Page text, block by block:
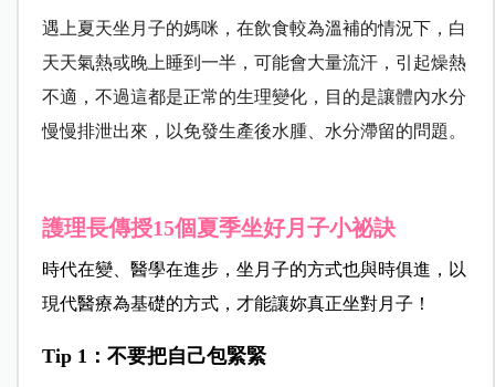
遇上夏天坐月子的媽咪，在飲食較為溫補的情況下，白
天天氣熱或晚上睡到一半，可能會大量流汗，引起燥熱
不適，不過這都是正常的生理變化，目的是讓體內水分
慢慢排泄出來，以免發生產後水腫、水分滯留的問題。
護理長傳授15個夏季坐好月子小祕訣
時代在變、醫學在進步，坐月子的方式也與時俱進，以
現代醫療為基礎的方式，才能讓妳真正坐對月子！
Tip 1 ：不要把自己包緊緊